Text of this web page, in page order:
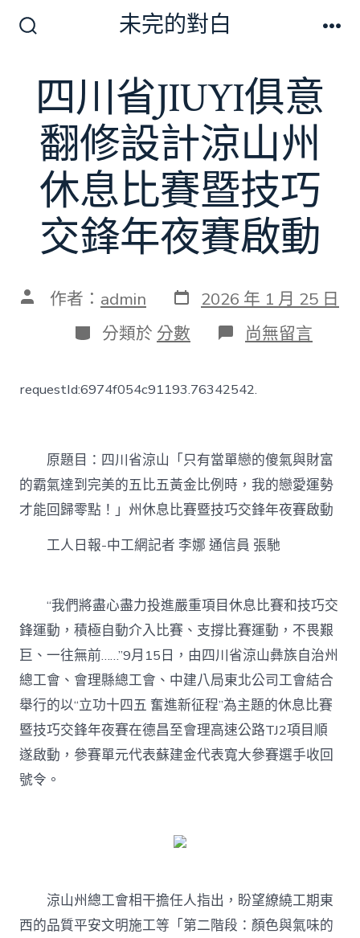
切
開
關
未完的對白
四川省JIUYI俱意
翻修設計涼山州
休息比賽暨技巧
交鋒年夜賽啟動
文 作者： admin 發
表
日
期
2026 年 1 月 25 日
分
類
分類於 分數 在
〈四
省
JIUYI
修
設
計
涼
州
休
賽
暨
技
巧
交
鋒
年
夜
賽
啟
動〉
尚無留言
requestId:6974f054c91193.76342542.
原題目：四川省涼山「只有當單戀的傻氣與財富
的霸氣達到完美的五比五黃金比例時，我的戀愛運勢
才能回歸零點！」州休息比賽暨技巧交鋒年夜賽啟動
工人日報-中工網記者 李娜 通信員 張馳
“我們將盡心盡力投進嚴重項目休息比賽和技巧交
鋒運動，積極自動介入比賽、支撐比賽運動，不畏艱
巨、一往無前……”9月15日，由四川省涼山彝族自治州
總工會、會理縣總工會、中建八局東北公司工會結合
舉行的以“立功十四五 奮進新征程”為主題的休息比賽
暨技巧交鋒年夜賽在德昌至會理高速公路TJ2項目順
遂啟動，參賽單元代表蘇建金代表寬大參賽選手收回
號令。
涼山州總工會相干擔任人指出，盼望繚繞工期東
西的品質平安文明施工等「第二階段：顏色與氣味的